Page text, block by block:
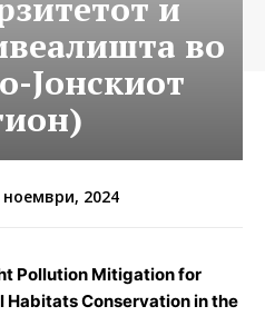
и
во
Јонскиот
ноември, 2024
Pollution Mitigation for
Conservation in the